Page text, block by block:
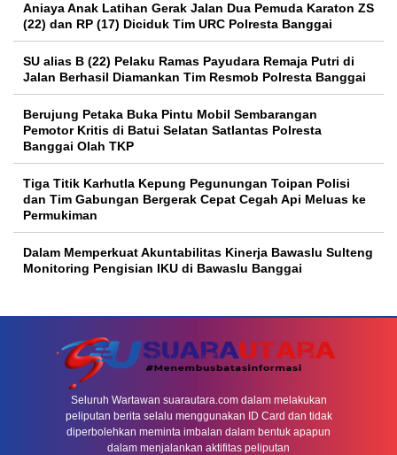
Aniaya Anak Latihan Gerak Jalan Dua Pemuda Karaton ZS
(22) dan RP (17) Diciduk Tim URC Polresta Banggai
SU alias B (22) Pelaku Ramas Payudara Remaja Putri di
Jalan Berhasil Diamankan Tim Resmob Polresta Banggai
Berujung Petaka Buka Pintu Mobil Sembarangan
Pemotor Kritis di Batui Selatan Satlantas Polresta
Banggai Olah TKP
Tiga Titik Karhutla Kepung Pegunungan Toipan Polisi
dan Tim Gabungan Bergerak Cepat Cegah Api Meluas ke
Permukiman
Dalam Memperkuat Akuntabilitas Kinerja Bawaslu Sulteng
Monitoring Pengisian IKU di Bawaslu Banggai
Seluruh Wartawan suarautara.com dalam melakukan
peliputan berita selalu menggunakan ID Card dan tidak
diperbolehkan meminta imbalan dalam bentuk apapun
dalam menjalankan aktifitas peliputan